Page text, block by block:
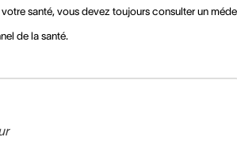
santé, vous devez toujours consulter un
de la santé.